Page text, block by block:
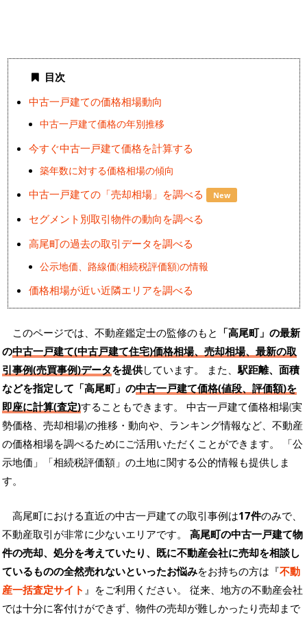
目次
中古一戸建ての価格相場動向
中古一戸建て価格の年別推移
今すぐ中古一戸建て価格を計算する
築年数に対する価格相場の傾向
中古一戸建ての「売却相場」を調べる New
セグメント別取引物件の動向を調べる
高尾町の過去の取引データを調べる
公示地価、路線価(相続税評価額)の情報
価格相場が近い近隣エリアを調べる
このページでは、不動産鑑定士の監修のもと 「高尾町」の最新
の中古一戸建て(中古戸建て住宅)価格相場、売却相場、最新の取
引事例(売買事例)データを提供しています。 また、駅距離、面積
などを指定して「高尾町」の中古一戸建て価格(値段、評価額)を
即座に計算(査定)することもできます。 中古一戸建て価格相場(実
勢価格、売却相場)の推移・動向や、ランキング情報など、不動産
の価格相場を調べるためにご活用いただくことができます。
「公
示地価」「相続税評価額」の土地に関する公的情報も提供しま
す。
高尾町における直近の中古一戸建ての取引事例は17件のみで、
不動産取引が非常に少ないエリアです。 高尾町の中古一戸建て物
件の売却、処分を考えていたり、既に不動産会社に売却を相談し
ているものの全然売れないといったお悩みをお持ちの方は『不動
産一括査定サイト 』をご利用ください。 従来、地方の不動産会社
では十分に客付けができず、物件の売却が難しかったり売却まで